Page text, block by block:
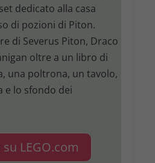
dedicato alla casa
di pozioni di Piton.
di Severus Piton, Draco
oltre a un libro di
una poltrona, un tavolo,
e lo sfondo dei
LEGO.com